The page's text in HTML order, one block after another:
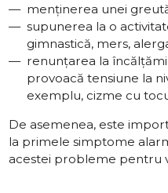
menținerea unei
supunerea la o
gimnastică, mers,
renunțarea la
provoacă tensiune la
exemplu, cizme cu
De asemenea, este
la primele simptome
acestei probleme pentru